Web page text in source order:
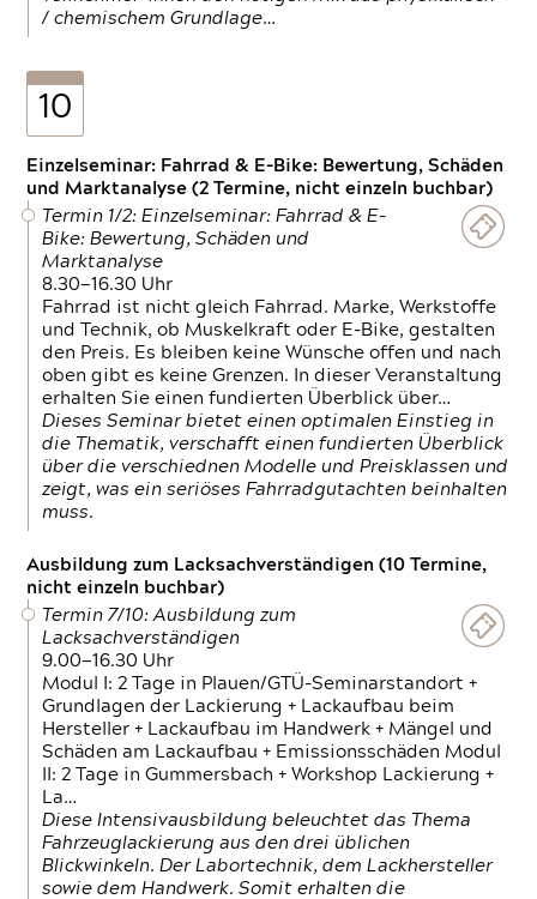
/ chemischem Grundlage…
10
Einzelseminar: Fahrrad & E-Bike: Bewertung, Schäden
und Marktanalyse (2 Termine, nicht einzeln buchbar)
Termin 1/2: Einzelseminar: Fahrrad & E-
Bike: Bewertung, Schäden und
Marktanalyse
8.30—16.30 Uhr
Fahrrad ist nicht gleich Fahrrad. Marke, Werkstoffe
und Technik, ob Muskelkraft oder E-Bike, gestalten
den Preis. Es bleiben keine Wünsche offen und nach
oben gibt es keine Grenzen. In dieser Veranstaltung
erhalten Sie einen fundierten Überblick über…
Dieses Seminar bietet einen optimalen Einstieg in
die Thematik, verschafft einen fundierten Überblick
über die verschiednen Modelle und Preisklassen und
zeigt, was ein seriöses Fahrradgutachten beinhalten
muss.
Ausbildung zum Lacksachverständigen (10 Termine,
nicht einzeln buchbar)
Termin 7/10: Ausbildung zum
Lacksachverständigen
9.00—16.30 Uhr
Modul I: 2 Tage in Plauen/GTÜ-Seminarstandort +
Grundlagen der Lackierung + Lackaufbau beim
Hersteller + Lackaufbau im Handwerk + Mängel und
Schäden am Lackaufbau + Emissionsschäden Modul
II: 2 Tage in Gummersbach + Workshop Lackierung +
La…
Diese Intensivausbildung beleuchtet das Thema
Fahrzeuglackierung aus den drei üblichen
Blickwinkeln. Der Labortechnik, dem Lackhersteller
sowie dem Handwerk. Somit erhalten die